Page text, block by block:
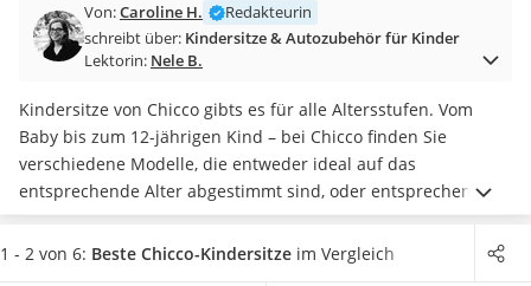
Laufrad
Kinderschubkarre
Kinderuhr
Babyphone
Treppenschutzgitter
Kindersitz ab 4 Jahren
Kinderroller 3 Räder
Ferngesteuertes Auto
Von:Caroline H.
Redakteurin
schreibt über: Kindersitze & Autozubehör für Kinder
Lektorin: Nele B.
Kindersitze von Chicco gibts es für alle Altersstufen. Vom
Baby bis zum 12-jährigen Kind – bei Chicco finden Sie
verschiedene Modelle, die entweder ideal auf das
entsprechende Alter abgestimmt sind, oder entsprechend
mitwachsen. Verschiedene Online-Tests zeigen, dass viele
der Modelle ganz einfach mit der vorhandenen Isofix-
1 - 2 von 6: Beste Chicco-Kindersitze im Vergleich